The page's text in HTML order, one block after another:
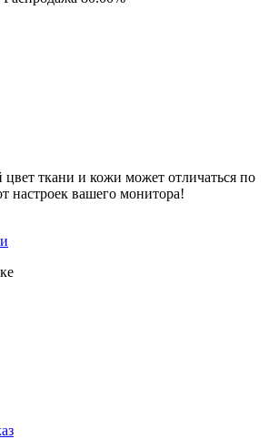
цвет ткани и кожи может отличаться по
настроек вашего монитора!